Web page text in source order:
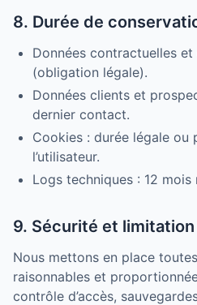
8. Durée de
Données contractuelles
(obligation légale).
Données clients et
dernier contact.
Cookies : durée légale ou
l’utilisateur.
Logs techniques : 12 mois
9. Sécurité et
Nous mettons en place
raisonnables et
contrôle d’accès,